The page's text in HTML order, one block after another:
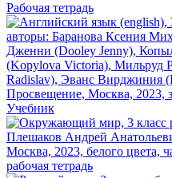
Рабочая тетрадь
Учебник
рабочая тетрадь